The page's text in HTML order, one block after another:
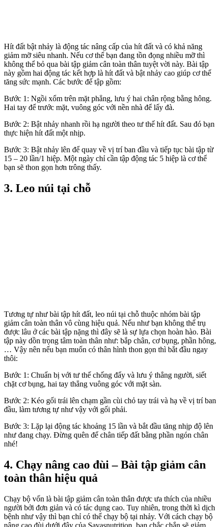
Hít đất bật nhảy là động tác nâng cấp của hít đất và có khả năng
giảm mỡ siêu nhanh. Nếu cơ thể bạn đang tồn đọng nhiều mỡ thì
không thể bỏ qua bài tập giảm cân toàn thân tuyệt vời này. Bài tập
này gồm hai động tác kết hợp là hít đất và bật nhảy cao giúp cơ thể
tăng sức mạnh. Các bước để tập gồm:
Bước 1: Ngồi xổm trên mặt phẳng, lưu ý hai chân rộng bằng hông.
Hai tay để trước mặt, vuông góc với nền nhà để lấy đà.
Bước 2: Bật nhảy nhanh rồi hạ người theo tư thế hít đất. Sau đó bạn
thực hiện hít đất một nhịp.
Bước 3: Bật nhảy lên để quay về vị trí ban đầu và tiếp tục bài tập từ
15 – 20 lần/1 hiệp. Một ngày chỉ cần tập động tác 5 hiệp là cơ thể
bạn sẽ thon gọn hơn trông thấy.
3. Leo núi tại chỗ
Tương tự như bài tập hít đất, leo núi tại chỗ thuộc nhóm bài tập
giảm cân toàn thân vô cùng hiệu quả. Nếu như bạn không thể trụ
được lâu ở các bài tập nặng thì đây sẽ là sự lựa chọn hoàn hào. Bài
tập này dồn trọng tâm toàn thân như: bắp chân, cơ bụng, phần hông,
… Vậy nên nếu bạn muốn có thân hình thon gọn thì bắt đầu ngay
thôi:
Bước 1: Chuẩn bị với tư thế chống đẩy và lưu ý thẳng người, siết
chặt cơ bụng, hai tay thẳng vuông góc với mặt sàn.
Bước 2: Kéo gối trái lên chạm gần cùi chỏ tay trái và hạ về vị trí ban
đầu, làm tương tự như vậy với gối phải.
Bước 3: Lặp lại động tác khoảng 15 lần và bắt đầu tăng nhịp độ lên
như đang chạy. Đừng quên để chân tiếp đất bằng phần ngón chân
nhé!
4. Chạy nâng cao đùi – Bài tập giảm cân
toàn thân hiệu quả
Chạy bộ vốn là bài tập giảm cân toàn thân được ưa thích của nhiều
người bởi đơn giản và có tác dụng cao. Tuy nhiên, trong thời kì dịch
bệnh như vậy thì bạn chỉ có thể chạy bộ tại nhảy. Với cách chạy bộ
nâng cao đùi dưới đây của Savasnutrition, bạn chắc chắn sẽ giảm